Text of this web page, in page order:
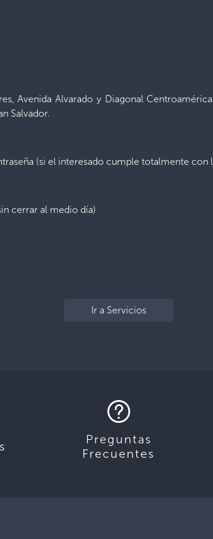
Avenida Alvarado y Diagonal
Salvador.
(si el interesado cumple totalmente con
cerrar al medio día)
Ir a Servicios
Preguntas
Frecuentes